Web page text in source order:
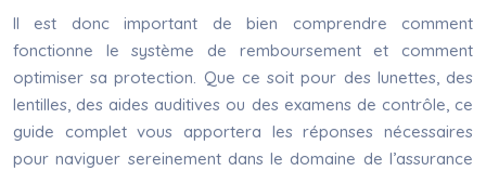
Il est donc important de bien comprendre comment
fonctionne le système de remboursement et comment
optimiser sa protection. Que ce soit pour des lunettes, des
lentilles, des aides auditives ou des examens de contrôle, ce
guide complet vous apportera les réponses nécessaires
pour naviguer sereinement dans le domaine de l’assurance